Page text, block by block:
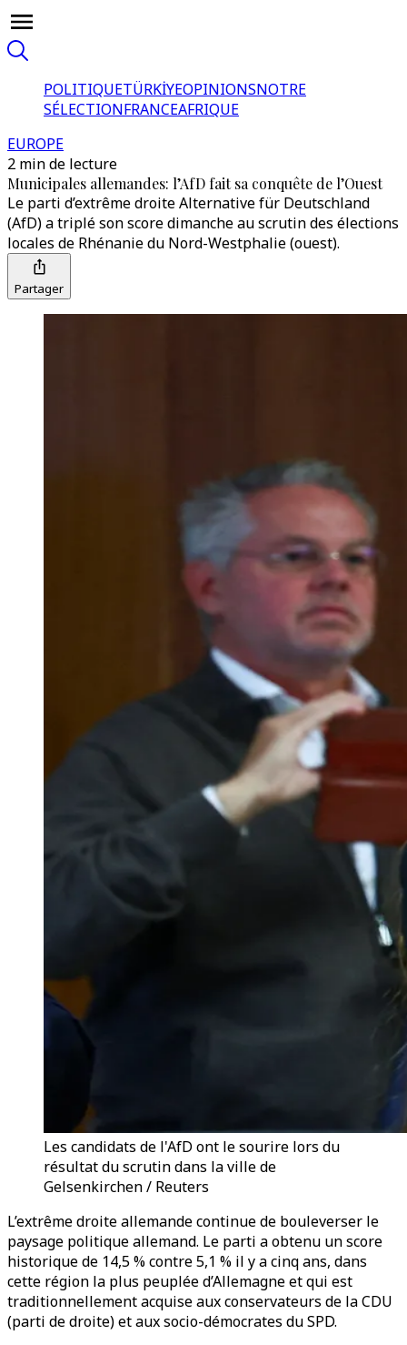
POLITIQUETÜRKİYEOPINIONSNOTRE
SÉLECTIONFRANCEAFRIQUE
EUROPE
2 min de lecture
Municipales allemandes: l’AfD fait sa conquête de l’Ouest
Le parti d’extrême droite Alternative für Deutschland
(AfD) a triplé son score dimanche au scrutin des élections
locales de Rhénanie du Nord-Westphalie (ouest).
Partager
Les candidats de l'AfD ont le sourire lors du
résultat du scrutin dans la ville de
Gelsenkirchen / Reuters
L’extrême droite allemande continue de bouleverser le
paysage politique allemand. Le parti a obtenu un score
historique de 14,5 % contre 5,1 % il y a cinq ans, dans
cette région la plus peuplée d’Allemagne et qui est
traditionnellement acquise aux conservateurs de la CDU
(parti de droite) et aux socio-démocrates du SPD.